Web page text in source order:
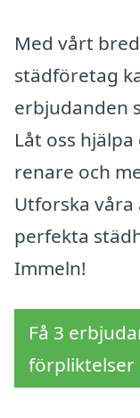
Med vårt
städföretag
erbjudanden
Låt oss
renare och
Utforska
perfekta
Immeln!
Få 3
förpliktelser